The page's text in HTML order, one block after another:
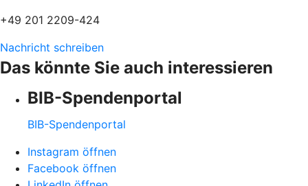
+49 201 2209-424
Nachricht schreiben
Das könnte Sie auch interessieren
BIB-Spendenportal
BIB-Spendenportal
Instagram öffnen
Facebook öffnen